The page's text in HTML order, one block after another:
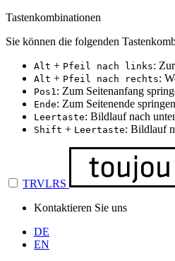
Tastenkombinationen
Sie können die folgenden
Alt + Pfeil nach links:
Alt + Pfeil nach rechts:
Pos1: Zum Seitenanfang
Ende: Zum Seitenende springen
Leertaste: Bildlauf nach
Shift + Leertaste: Bildlauf
TRVLRS
Kontaktieren Sie uns
DE
EN